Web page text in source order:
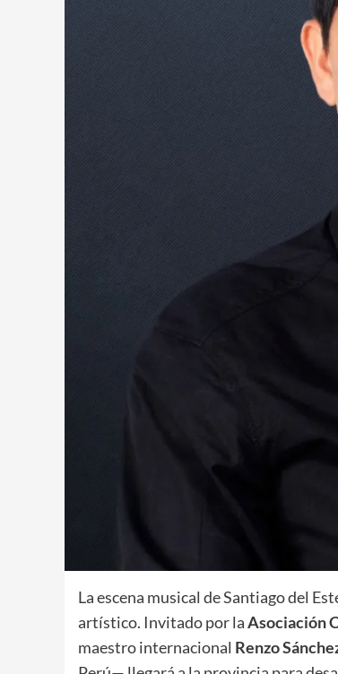
​La escena musical de Santiago del
artístico. Invitado por laAsociación
maestro internacional Renzo